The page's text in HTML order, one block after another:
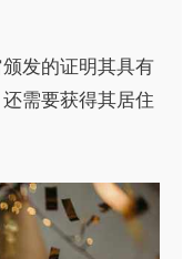
发的证明其具有
需要获得其居住